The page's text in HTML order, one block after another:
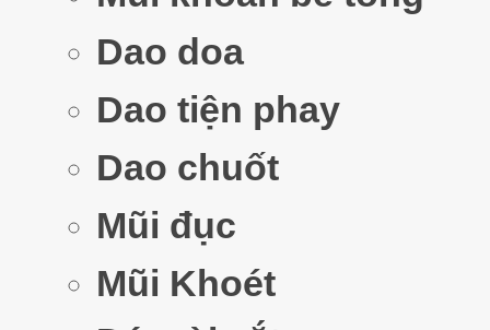
Dao doa
Dao tiện phay
Dao chuốt
Mũi đục
Mũi Khoét